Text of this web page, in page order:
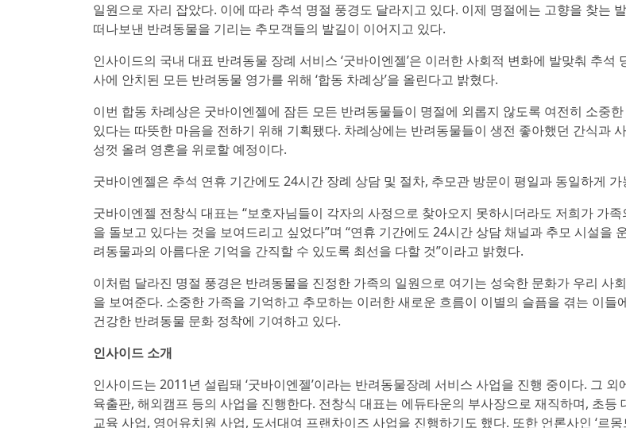
일원으로 자리 잡았다. 이에 따라 추석 명절 풍경도 달라지고 있다. 이제 명절에는 고향을 찾는
떠나보낸 반려동물을 기리는 추모객들의 발길이 이어지고 있다.
인사이드의 국내 대표 반려동물 장례 서비스 ‘굿바이엔젤’은 이러한 사회적 변화에 발맞춰 추석
사에 안치된 모든 반려동물 영가를 위해 ‘합동 차례상’을 올린다고 밝혔다.
이번 합동 차례상은 굿바이엔젤에 잠든 모든 반려동물들이 명절에 외롭지 않도록 여전히 소중
있다는 따뜻한 마음을 전하기 위해 기획됐다. 차례상에는 반려동물들이 생전 좋아했던 간식과
성껏 올려 영혼을 위로할 예정이다.
굿바이엔젤은 추석 연휴 기간에도 24시간 장례 상담 및 절차, 추모관 방문이 평일과 동일하게 가
굿바이엔젤 전창식 대표는 “보호자님들이 각자의 사정으로 찾아오지 못하시더라도 저희가 가
을 돌보고 있다는 것을 보여드리고 싶었다”며 “연휴 기간에도 24시간 상담 채널과 추모 시설을
려동물과의 아름다운 기억을 간직할 수 있도록 최선을 다할 것”이라고 밝혔다.
이처럼 달라진 명절 풍경은 반려동물을 진정한 가족의 일원으로 여기는 성숙한 문화가 우리 사
을 보여준다. 소중한 가족을 기억하고 추모하는 이러한 새로운 흐름이 이별의 슬픔을 겪는 이들
건강한 반려동물 문화 정착에 기여하고 있다.
인사이드 소개
인사이드는 2011년 설립돼 ‘굿바이엔젤’이라는 반려동물장례 서비스 사업을 진행 중이다. 그 외
육출판, 해외캠프 등의 사업을 진행한다. 전창식 대표는 에듀타운의 부사장으로 재직하며, 초등
교육 사업, 영어유치원 사업, 도서대여 프랜차이즈 사업을 진행하기도 했다. 또한 언론사인 ‘르몽